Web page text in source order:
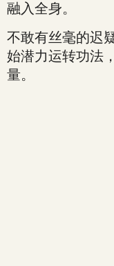
融入全身。
不敢有丝毫的迟
始潜力运转功法
量。